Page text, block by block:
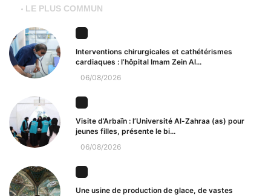
LE PLUS COMMUN
Interventions chirurgicales et cathétérismes
cardiaques : l’hôpital Imam Zein Al...
06/08/2026
Visite d’Arbaïn : l’Université Al-Zahraa (as) pour
jeunes filles, présente le bi...
06/08/2026
Une usine de production de glace, de vastes